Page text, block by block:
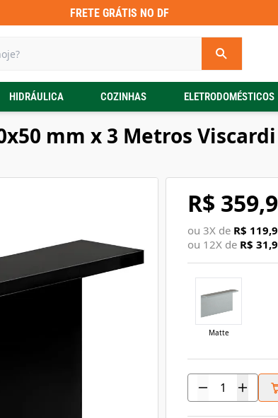
FRETE GRÁTIS NO DF
HIDRÁULICA COZINHAS ELETRODOMÉSTICOS
mm x 3 Metros Viscardi
R$
ou 3X de R$
ou 12X de R$
Matte